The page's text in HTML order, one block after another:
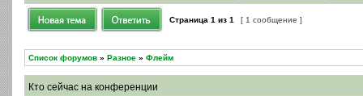
Страница 1 из 1 [ 1 сообщение ]
Список форумов » Разное » Флейм
Кто сейчас на конференции